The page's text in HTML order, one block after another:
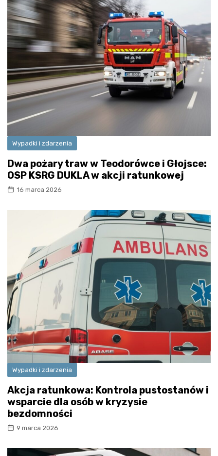
Wypadki i zdarzenia
Dwa pożary traw w Teodorówce i Głojsce:
OSP KSRG DUKLA w akcji ratunkowej
16 marca 2026
Wypadki i zdarzenia
Akcja ratunkowa: Kontrola pustostanów i
wsparcie dla osób w kryzysie
bezdomności
9 marca 2026